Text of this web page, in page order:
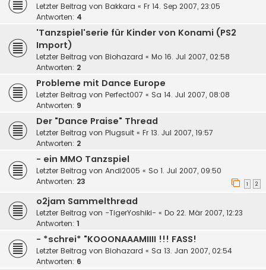
Letzter Beitrag von Bakkara « Fr 14. Sep 2007, 23:05
Antworten: 4
'Tanzspiel'serie für Kinder von Konami (PS2
Import)
Letzter Beitrag von Biohazard « Mo 16. Jul 2007, 02:58
Antworten: 2
Probleme mit Dance Europe
Letzter Beitrag von Perfect007 « Sa 14. Jul 2007, 08:08
Antworten: 9
Der "Dance Praise" Thread
Letzter Beitrag von Plugsuit « Fr 13. Jul 2007, 19:57
Antworten: 2
- ein MMO Tanzspiel
Letzter Beitrag von Andi2005 « So 1. Jul 2007, 09:50
Antworten: 23 1 2
o2jam Sammelthread
Letzter Beitrag von -TigerYoshiki- « Do 22. Mär 2007, 12:23
Antworten: 1
- *schrei* "KOOONAAAMIIII !!! FASS!
Letzter Beitrag von Biohazard « Sa 13. Jan 2007, 02:54
Antworten: 6